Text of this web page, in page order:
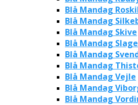
Blå Mandag
Blå Mandag
Blå Mandag Skive
Blå Mandag
Blå Mandag
Blå Mandag
Blå Mandag Vejle
Blå Mandag
Blå Mandag